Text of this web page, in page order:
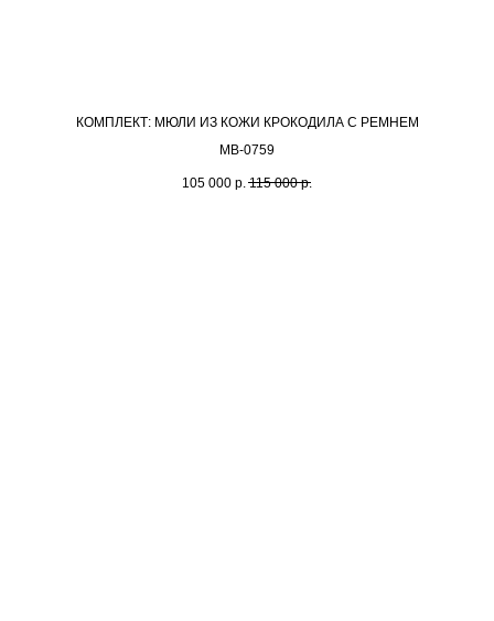
КОМПЛЕКТ: МЮЛИ ИЗ КОЖИ КРОКОДИЛА С РЕМНЕМ
MB-0759
105 000 р. 115 000 р.